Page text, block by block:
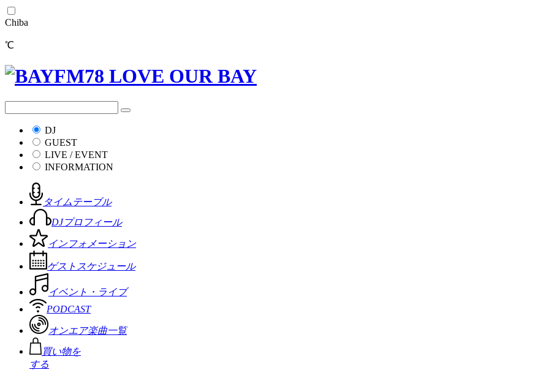
Chiba
℃
DJ
GUEST
LIVE / EVENT
INFORMATION
タイムテーブル
DJプロフィール
インフォメーション
ゲストスケジュール
イベント・ライブ
PODCAST
オンエア楽曲一覧
買い物を
する